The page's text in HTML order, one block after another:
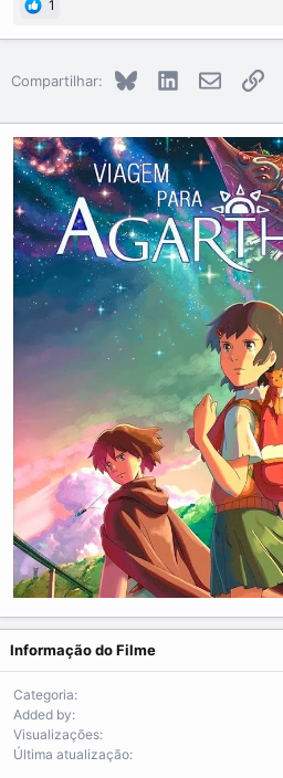
1
Compartilhar: BlueskyLinkedInE-mailLink
Informação do Filme
Categoria
Added by
Visualizações
Última atualização